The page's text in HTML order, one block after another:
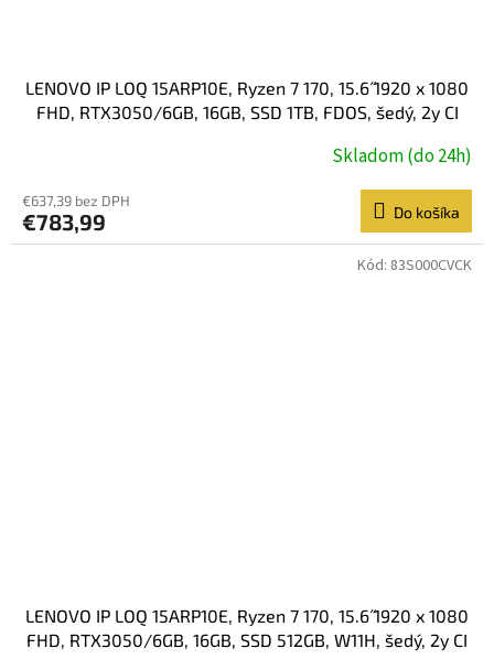
LENOVO IP LOQ 15ARP10E, Ryzen 7 170, 15.6˝ 1920 x 1080
FHD, RTX3050/6GB, 16GB, SSD 1TB, FDOS, šedý, 2y CI
Skladom (do 24h)
€637,39 bez DPH
€783,99 Do košíka
LENOVO IP LOQ 15ARP10E, Ryzen 7 170, 15.6˝ 1920 x 1080
FHD, RTX3050/6GB, 16GB, SSD 512GB, W11H, šedý, 2y CI
Kód: 83S000CVCK